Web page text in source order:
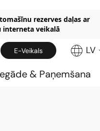
rezerves daļas ar
interneta veikalā
E-Veikals LV
& Paņemšana